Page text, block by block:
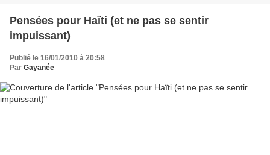
Pensées pour Haïti (et ne pas se sentir
impuissant)
Publié le 16/01/2010 à 20:58
Par Gayanée